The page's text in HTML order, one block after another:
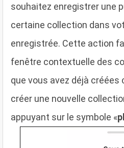
souhaitez enregistrer une
certaine collection dans
enregistrée. Cette action
fenêtre contextuelle des
que vous avez déjà créées
créer une nouvelle
appuyant sur le symbole «